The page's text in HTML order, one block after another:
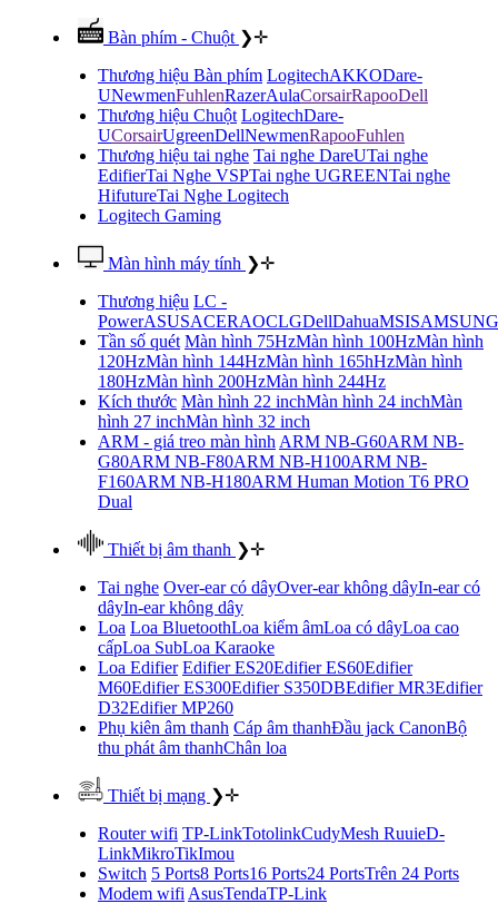
Bàn phím - Chuột ❯✛
Thương hiệu Bàn phím LogitechAKKODare-
UNewmenFuhlenRazerAulaCorsairRapooDell
Thương hiệu Chuột LogitechDare-
UCorsairUgreenDellNewmenRapooFuhlen
Thương hiệu tai nghe Tai nghe DareUTai nghe
EdifierTai Nghe VSPTai nghe UGREENTai nghe
HifutureTai Nghe Logitech
Logitech Gaming
Màn hình máy tính ❯✛
Thương hiệu LC -
PowerASUSACERAOCLGDellDahuaMSISAMSUNG
Tần số quét Màn hình 75HzMàn hình 100HzMàn hình
120HzMàn hình 144HzMàn hình 165hHzMàn hình
180HzMàn hình 200HzMàn hình 244Hz
Kích thước Màn hình 22 inchMàn hình 24 inchMàn
hình 27 inchMàn hình 32 inch
ARM - giá treo màn hình ARM NB-G60ARM NB-
G80ARM NB-F80ARM NB-H100ARM NB-
F160ARM NB-H180ARM Human Motion T6 PRO
Dual
Thiết bị âm thanh ❯✛
Tai nghe Over-ear có dâyOver-ear không dâyIn-ear có
dâyIn-ear không dây
Loa Loa BluetoothLoa kiểm âmLoa có dâyLoa cao
cấpLoa SubLoa Karaoke
Loa Edifier Edifier ES20Edifier ES60Edifier
M60Edifier ES300Edifier S350DBEdifier MR3Edifier
D32Edifier MP260
Phụ kiên âm thanh Cáp âm thanhĐầu jack CanonBộ
thu phát âm thanhChân loa
Thiết bị mạng ❯✛
Router wifi TP-LinkTotolinkCudyMesh RuuieD-
LinkMikroTikImou
Switch 5 Ports8 Ports16 Ports24 PortsTrên 24 Ports
Modem wifi AsusTendaTP-Link